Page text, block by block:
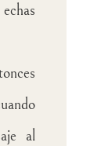
al